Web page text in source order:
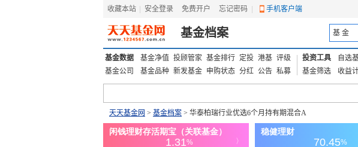
收藏本站 安全登录 免费开户 忘记密码 手机客户端
基金档案 基 金
基金数据 基金净值 投顾管家 基金排行 定投 港基 评级
基金公司
基金品种 新发基金 申购状态 分红 公告 私募
投资工具 自选
基金筛选
收益
天天基金网 > 基金档案 > 华泰柏瑞行业优选6个月持有期混合A